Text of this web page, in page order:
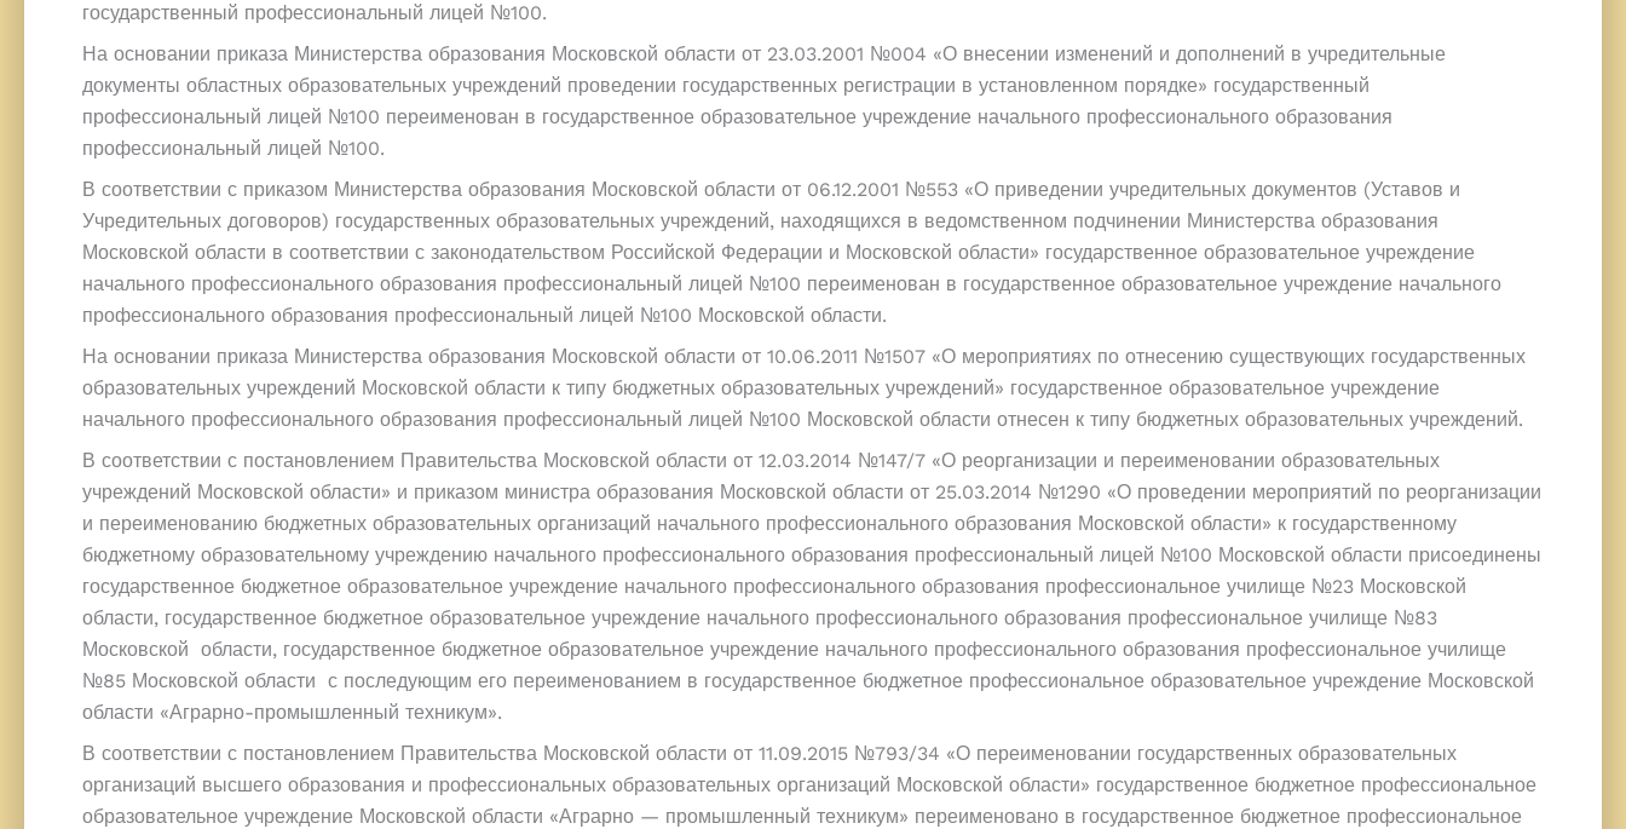
государственный профессиональный лицей №100.
На основании приказа Министерства образования Московской области от 23.03.2001 №004 «О внесении изменений и дополнений в учредительные
документы областных образовательных учреждений проведении государственных регистрации в установленном порядке» государственный
профессиональный лицей №100 переименован в государственное образовательное учреждение начального профессионального образования
профессиональный лицей №100.
В соответствии с приказом Министерства образования Московской области от 06.12.2001 №553 «О приведении учредительных документов (Уставов и
Учредительных договоров) государственных образовательных учреждений, находящихся в ведомственном подчинении Министерства образования
Московской области в соответствии с законодательством Российской Федерации и Московской области» государственное образовательное учреждение
начального профессионального образования профессиональный лицей №100 переименован в государственное образовательное учреждение начального
профессионального образования профессиональный лицей №100 Московской области.
На основании приказа Министерства образования Московской области от 10.06.2011 №1507 «О мероприятиях по отнесению существующих государственных
образовательных учреждений Московской области к типу бюджетных образовательных учреждений» государственное образовательное учреждение
начального профессионального образования профессиональный лицей №100 Московской области отнесен к типу бюджетных образовательных учреждений.
В соответствии с постановлением Правительства Московской области от 12.03.2014 №147/7 «О реорганизации и переименовании образовательных
учреждений Московской области» и приказом министра образования Московской области от 25.03.2014 №1290 «О проведении мероприятий по реорганизации
и переименованию бюджетных образовательных организаций начального профессионального образования Московской области» к государственному
бюджетному образовательному учреждению начального профессионального образования профессиональный лицей №100 Московской области присоединены
государственное бюджетное образовательное учреждение начального профессионального образования профессиональное училище №23 Московской
области, государственное бюджетное образовательное учреждение начального профессионального образования профессиональное училище №83
Московской области, государственное бюджетное образовательное учреждение начального профессионального образования профессиональное училище
№85 Московской области с последующим его переименованием в государственное бюджетное профессиональное образовательное учреждение Московской
области «Аграрно-промышленный техникум».
В соответствии с постановлением Правительства Московской области от 11.09.2015 №793/34 «О переименовании государственных образовательных
организаций высшего образования и профессиональных образовательных организаций Московской области» государственное бюджетное профессиональное
образовательное учреждение Московской области «Аграрно — промышленный техникум» переименовано в государственное бюджетное профессиональное